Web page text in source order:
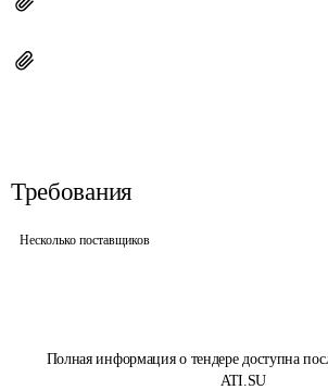
Полная информация о тендере доступна
ATI.SU
Требования
Несколько поставщиков